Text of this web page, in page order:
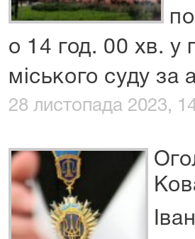
о 14 год. 00 хв. у
міського суду
28 листопада 2023,